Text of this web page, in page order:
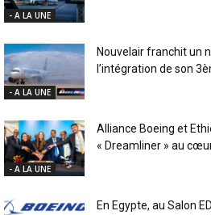
- A LA UNE
- A LA UNE
Nouvelair franchit un
l’intégration de son
- A LA UNE
Alliance Boeing et
« Dreamliner » au cœur
En Egypte, au Salon